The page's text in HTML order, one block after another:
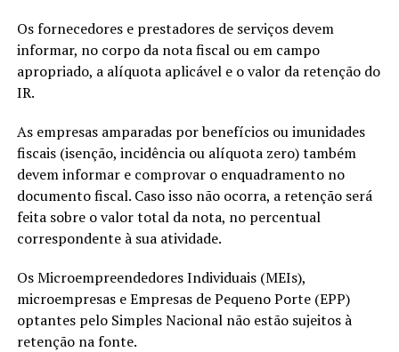
Os fornecedores e prestadores de serviços devem
informar, no corpo da nota fiscal ou em campo
apropriado, a alíquota aplicável e o valor da retenção do
IR.
As empresas amparadas por benefícios ou imunidades
fiscais (isenção, incidência ou alíquota zero) também
devem informar e comprovar o enquadramento no
documento fiscal. Caso isso não ocorra, a retenção será
feita sobre o valor total da nota, no percentual
correspondente à sua atividade.
Os Microempreendedores Individuais (MEIs),
microempresas e Empresas de Pequeno Porte (EPP)
optantes pelo Simples Nacional não estão sujeitos à
retenção na fonte.